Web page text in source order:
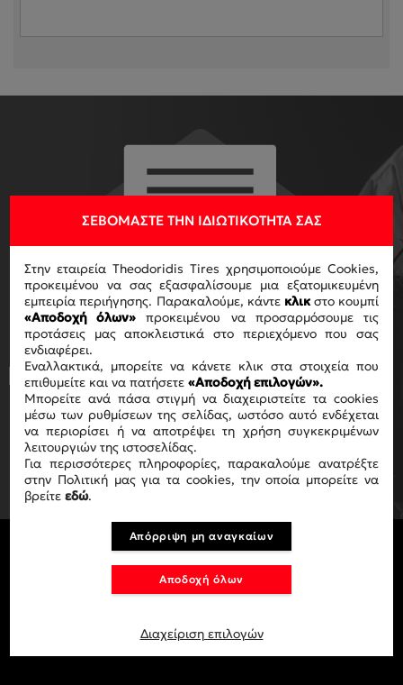
ΓΙΑ ΝΑ ΛΑΜΒΑΝΕΙΣ ΤΟ
NEWSLETTER ΜΑΣ
Με την ολοκλήρωση της αγοράς
αποδέχεστε τους όρους χρήσηςΟΡΟΥΣ
ΧΡΗΣΗΣ .
ΕΓΓΡΑΦΗ
ΣΕΒΌΜΑΣΤΕ ΤΗΝ ΙΔΙΩΤΙΚΌΤΗΤΆ ΣΑΣ
Στην εταιρεία Theodoridis Tires χρησιμοποιούμε Cookies,
προκειμένου να σας εξασφαλίσουμε μια εξατομικευμένη
εμπειρία περιήγησης. Παρακαλούμε, κάντε κλικ στο κουμπί
«Αποδοχή όλων» προκειμένου να προσαρμόσουμε τις
προτάσεις μας αποκλειστικά στο περιεχόμενο που σας
ενδιαφέρει.
Εναλλακτικά, μπορείτε να κάνετε κλικ στα στοιχεία που
επιθυμείτε και να πατήσετε«Αποδοχή επιλογών».
Μπορείτε ανά πάσα στιγμή να διαχειριστείτε τα cookies
μέσω των ρυθμίσεων της σελίδας, ωστόσο αυτό ενδέχεται
να περιορίσει ή να αποτρέψει τη χρήση συγκεκριμένων
λειτουργιών της ιστοσελίδας.
Για περισσότερες πληροφορίες, παρακαλούμε ανατρέξτε
στην Πολιτική μας για τα cookies, την οποία μπορείτε να
βρείτεεδώ.
Απόρριψη μη αναγκαίων
Αποδοχή όλων
Διαχείριση επιλογών